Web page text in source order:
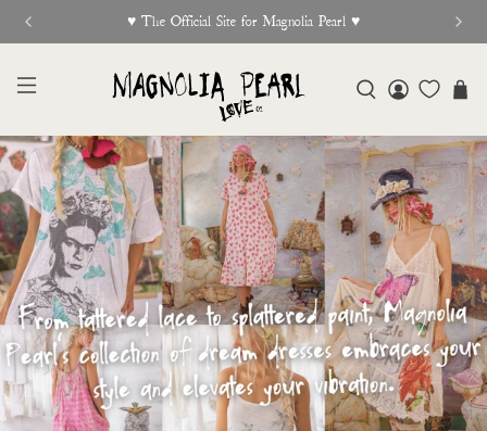
♥︎ The Official Site for Magnolia Pearl ♥︎